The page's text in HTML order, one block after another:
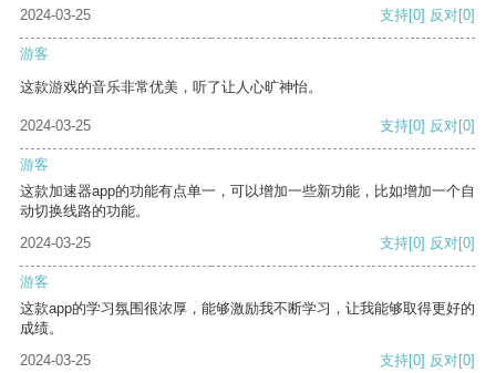
2024-03-25 支持[0] 反对[0]
游客
这款游戏的音乐非常优美，听了让人心旷神怡。
2024-03-25 支持[0] 反对[0]
游客
这款加速器app的功能有点单一，可以增加一些新功能，比如增加一个自
动切换线路的功能。
2024-03-25
支持[0] 反对[0]
游客
这款app的学习氛围很浓厚，能够激励我不断学习，让我能够取得更好的
成绩。
2024-03-25
支持[0] 反对[0]